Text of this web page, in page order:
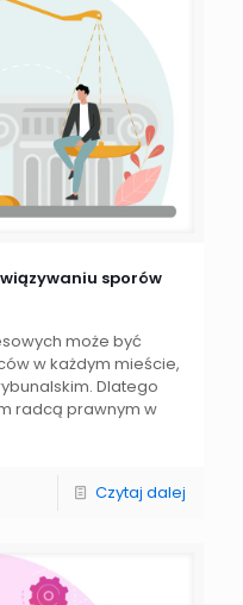
sporów
może być
w każdym mieście,
Dlatego
radcą prawnym w
Czytaj dalej